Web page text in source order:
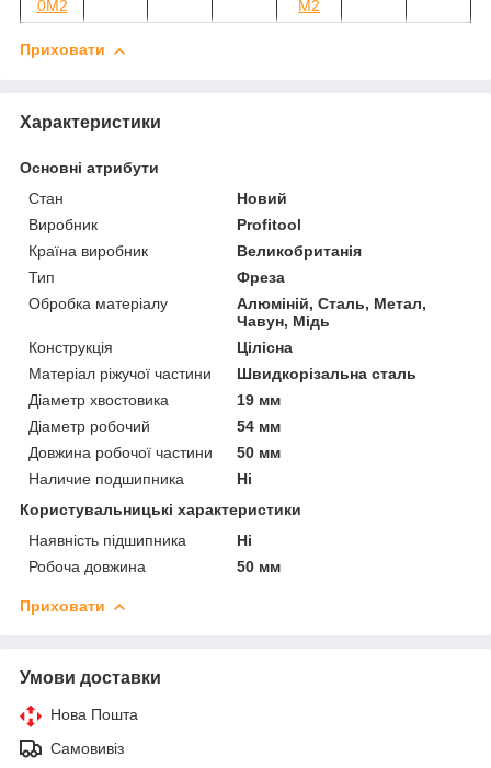
0M2
M2
Приховати
Характеристики
Основні атрибути
Стан
Новий
Виробник
Profitool
Країна виробник
Великобританія
Тип
Фреза
Обробка матеріалу
Алюміній, Сталь, Метал,
Чавун, Мідь
Конструкція
Цілісна
Матеріал ріжучої частини
Швидкорізальна сталь
Діаметр хвостовика
19 мм
Діаметр робочий
54 мм
Довжина робочої частини
50 мм
Наличие подшипника
Ні
Користувальницькі характеристики
Наявність підшипника
Ні
Робоча довжина
50 мм
Приховати
Умови доставки
Нова Пошта
Самовивіз